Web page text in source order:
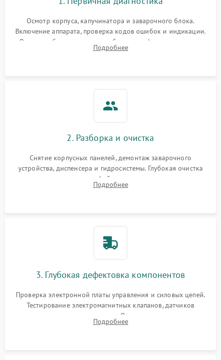
Осмотр корпуса, капучинатора и заварочного блока.
Включение аппарата, проверка кодов ошибок и индикации.
Оценка работы помпы, термоблока и кофемолки на слух.
Измерение температуры и давления воды для выявления
Подробнее
2. Разборка и очистка
Снятие корпусных панелей, демонтаж заварочного
устройства, диспенсера и гидросистемы. Глубокая очистка
внутренних узлов от кофейных масел, жмыха и накипи.
Промывка дренажных каналов и фильтров с использованием
Подробнее
3. Глубокая дефектовка компонентов
Проверка электронной платы управления и силовых цепей.
Тестирование электромагнитных клапанов, датчиков
температуры и расходомера. Оценка степени износа
жерновов кофемолки, уплотнительных колец гидросистемы
Подробнее